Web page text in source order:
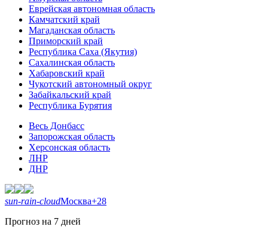
Еврейская автономная область
Камчатский край
Магаданская область
Приморский край
Республика Саха (Якутия)
Сахалинская область
Хабаровский край
Чукотский автономный округ
Забайкальский край
Республика Бурятия
Весь Донбасс
Запорожская область
Херсонская область
ЛНР
ДНР
sun-rain-cloudМосква+28
Прогноз на 7 дней